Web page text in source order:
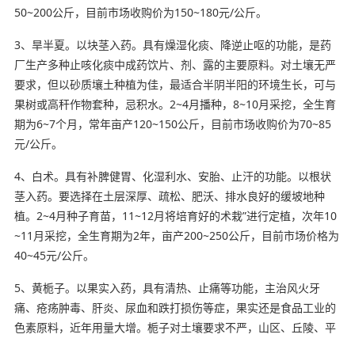
50~200公斤，目前市场收购价为150~180元/公斤。
3、旱半夏。以块茎入药。具有燥湿化痰、降逆止呕的功能，是药
厂生产多种止咳化痰中成药饮片、剂、露的主要原料。对土壤无严
要求，但以砂质壤土种植为佳，最适合半阴半阳的环境生长，可与
果树或高秆作物套种，忌积水。2~4月播种，8~10月采挖，全生育
期为6~7个月，常年亩产120~150公斤，目前市场收购价为70~85
元/公斤。
4、白术。具有补脾健胃、化湿利水、安胎、止汗的功能。以根状
茎入药。要选择在土层深厚、疏松、肥沃、排水良好的缓坡地种
植。2~4月种子育苗，11~12月将培育好的术栽”进行定植，次年10
~11月采挖，全生育期为2年，亩产200~250公斤，目前市场价格为
40~45元/公斤。
5、黄栀子。以果实入药，具有清热、止痛等功能，主治风火牙
痛、疮疡肿毒、肝炎、尿血和跌打损伤等症，果实还是食品工业的
色素原料，近年用量大增。栀子对土壤要求不严，山区、丘陵、平